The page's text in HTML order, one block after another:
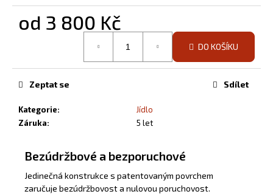
od 3 800 Kč
DO KOŠÍKU
Kategorie:
Jídlo
Záruka: 5 let
Zeptat se Sdílet
Bezúdržbové a bezporuchové
Jedinečná konstrukce s patentovaným povrchem
zaručuje bezúdržbovost a nulovou poruchovost.